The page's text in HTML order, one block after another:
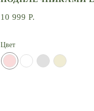
10 999 Р.
Цвет